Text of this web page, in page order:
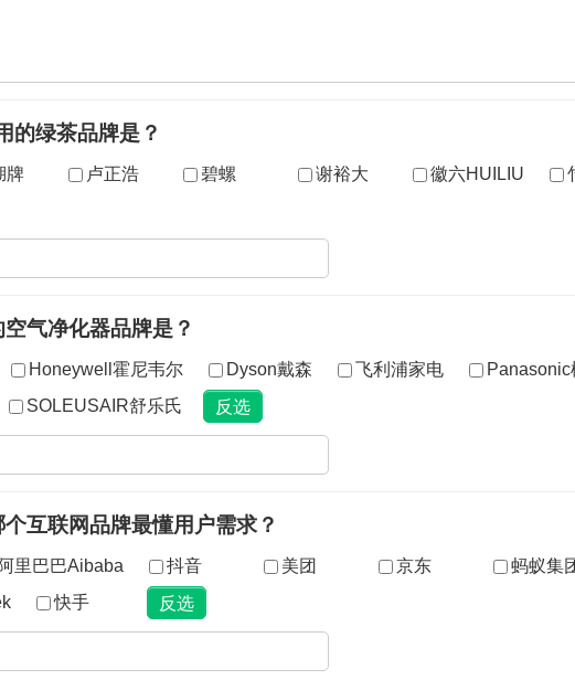
的绿茶品牌是？
牌 卢正浩 碧螺 谢裕大 徽六HUILIU
气净化器品牌是？
Honeywell霍尼韦尔 Dyson戴森 飞利浦家电 Panasonic
SOLEUSAIR舒乐氏
互联网品牌最懂用户需求？
阿里巴巴Aibaba 抖音 美团 京东 蚂蚁集
快手